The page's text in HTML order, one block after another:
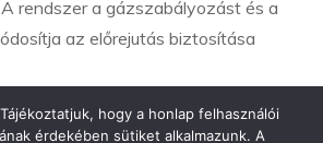
rendszer a gázszabályozást és a
az előrejutás biztosítása
hogy a honlap felhasználói
érdekében sütiket alkalmazunk. A